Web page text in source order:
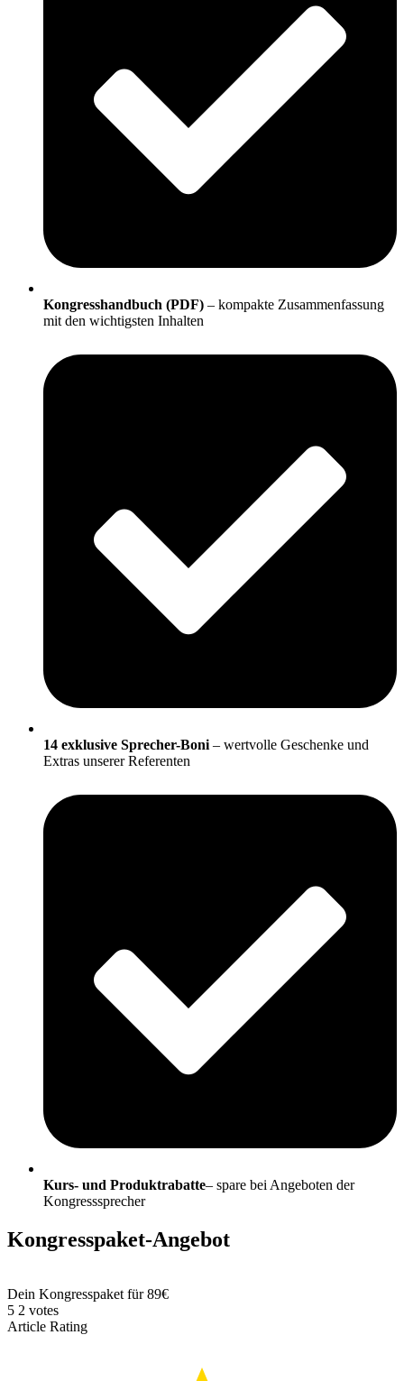
Kongresshandbuch (PDF) – kompakte Zusammenfassung
mit den wichtigsten Inhalten
14 exklusive Sprecher-Boni – wertvolle Geschenke und
Extras unserer Referenten
Kurs- und Produktrabatte– spare bei Angeboten der
Kongresssprecher
Kongresspaket-Angebot
Dein Kongresspaket für 89€
5 2 votes
Article Rating